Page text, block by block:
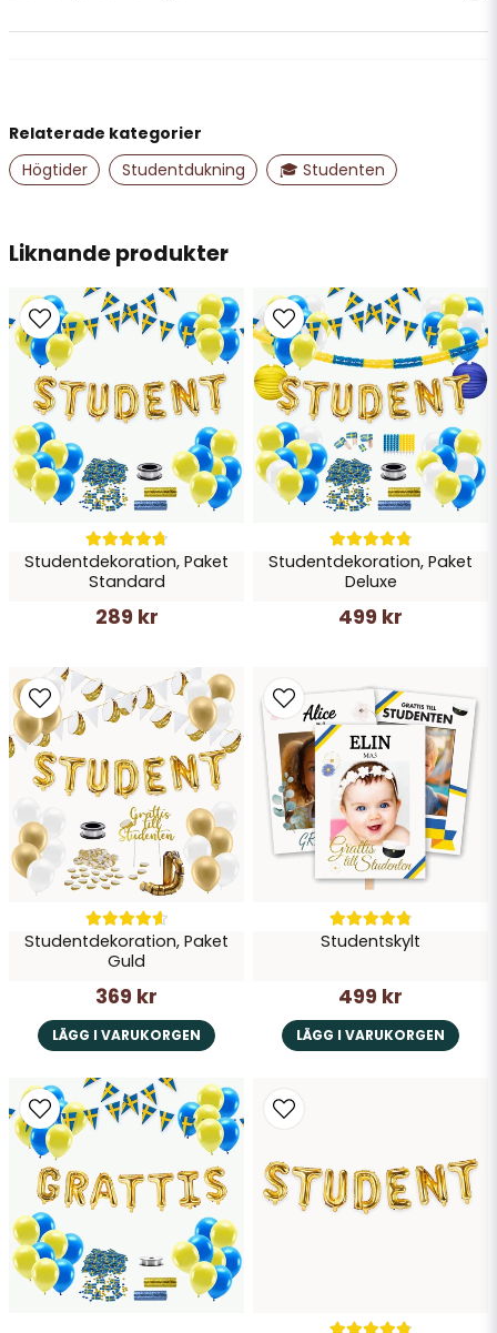
name
Namn
email
Mejladress
Ja, ni får publicera min fråga
Skicka fråga
Liknande produkter
Studentdekoration, Paket
Standard
289 kr
Studentdekoration, Paket
Deluxe
499 kr
Studentdekoration, Paket
Guld
369 kr
LÄGG I VARUKORGEN
Studentskylt
499 kr
LÄGG I VARUKORGEN
Relaterade kategorier
Högtider
Studentdukning 🎓 Studenten